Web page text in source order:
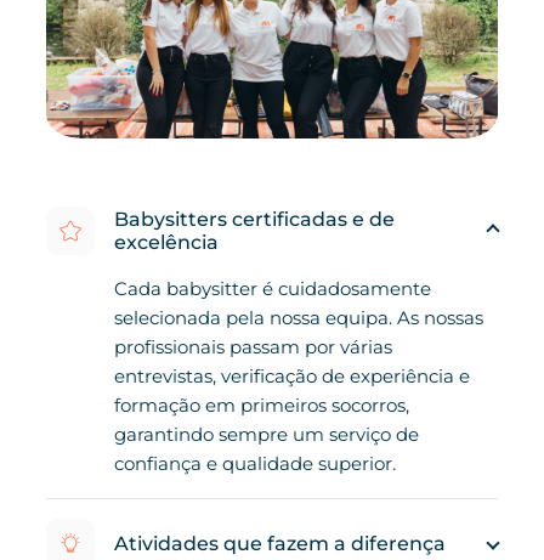
Babysitters certificadas e de
excelência
Cada babysitter é cuidadosamente
selecionada pela nossa equipa. As nossas
profissionais passam por várias
entrevistas, verificação de experiência e
formação em primeiros socorros,
garantindo sempre um serviço de
confiança e qualidade superior.
Atividades que fazem a diferença